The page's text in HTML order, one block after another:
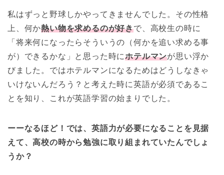
私はずっと野球しかやってきませんでした。その性格
上、何か熱い物を求めるのが好きで、高校生の時に
「将来何になったらそういうの（何かを追い求める事
が）できるかな」と思った時にホテルマンが思い浮か
びました。ではホテルマンになるためはどうしなきゃ
いけないんだろう？と考えた時に英語が必須であるこ
とを知り、これが英語学習の始まりでした。
ーーなるほど！では、英語力が必要になることを見据
えて、高校の時から勉強に取り組まれていたんでしょ
うか？